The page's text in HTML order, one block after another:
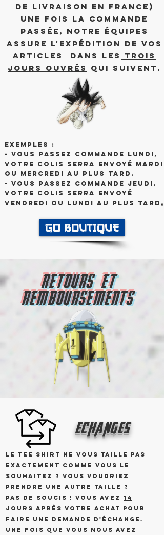
de livraison en France)
Une fois la commande
passée, notre équipes
assure l'expédition de vos
articles dans les
trois
jours ouvrés
qui suivent.
Exemples :
- Vous passez commande Lundi,
votre colis serra envoyé Mardi
ou mercredi au plus tard.
- Vous passez commande Jeudi,
votre colis serra envoyé
Vendredi ou Lundi au plus tard .
GO BOUTIQUE
RETOURS ET
REMBOURSEMENTS
echanges
Le tee shirt ne vous taille pas
exactement comme vous le
souhaitez ? vous voudriez
prendre une autre taille ?
pas de soucis ! Vous avez 14
jours après votre achat pour
faire une demande d'échange.
Une fois que vous nous avez